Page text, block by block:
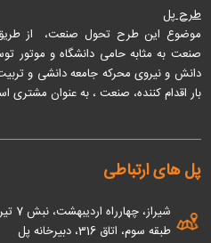
طرح پل
موضوع این طرح تحول صنعت، از طریق
صنعت به مثابه حامی دانشگاه و موتور
دانش و نیروی محرکه جامعه دانشی و
بار اقدام کننده، صنعت ، به عنوان
پل های ارتباطی
طبقه سوم، اتاق 316، دبیرخانه پل